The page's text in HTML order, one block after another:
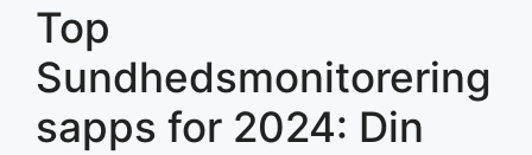
Top
Sundhedsmonitorering
sapps for 2024: Din